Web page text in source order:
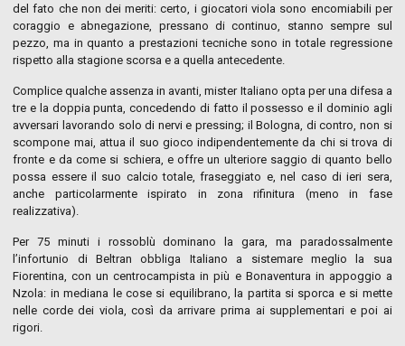
del fato che non dei meriti: certo, i giocatori viola sono encomiabili per
coraggio e abnegazione, pressano di continuo, stanno sempre sul
pezzo, ma in quanto a prestazioni tecniche sono in totale regressione
rispetto alla stagione scorsa e a quella antecedente.
Complice qualche assenza in avanti, mister Italiano opta per una difesa a
tre e la doppia punta, concedendo di fatto il possesso e il dominio agli
avversari lavorando solo di nervi e pressing; il Bologna, di contro, non si
scompone mai, attua il suo gioco indipendentemente da chi si trova di
fronte e da come si schiera, e offre un ulteriore saggio di quanto bello
possa essere il suo calcio totale, fraseggiato e, nel caso di ieri sera,
anche particolarmente ispirato in zona rifinitura (meno in fase
realizzativa).
Per 75 minuti i rossoblù dominano la gara, ma paradossalmente
l’infortunio di Beltran obbliga Italiano a sistemare meglio la sua
Fiorentina, con un centrocampista in più e Bonaventura in appoggio a
Nzola: in mediana le cose si equilibrano, la partita si sporca e si mette
nelle corde dei viola, così da arrivare prima ai supplementari e poi ai
rigori.